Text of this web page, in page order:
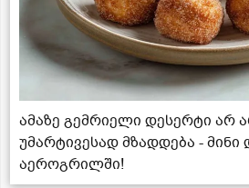
ამაზე გემრიელი დესერტი არ
უმარტივესად მზადდება - მინი
აეროგრილში!